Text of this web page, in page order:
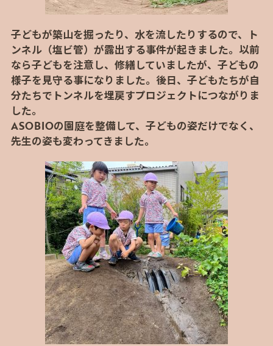
子どもが築山を掘ったり、水を流したりするので、ト
ンネル（塩ビ管）が露出する事件が起きました。以前
なら子どもを注意し、修繕していましたが、子どもの
様子を見守る事になりました。後日、子どもたちが自
分たちでトンネルを埋戻すプロジェクトにつながりま
した。
ASOBIOの園庭を整備して、子どもの姿だけでなく、
先生の姿も変わってきました。